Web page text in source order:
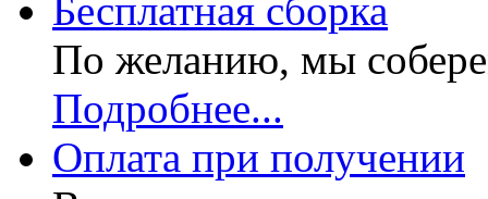
Бесплатная сборка
По желанию, мы
Подробнее...
Оплата при получении